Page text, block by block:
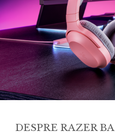
DESPRE RAZER